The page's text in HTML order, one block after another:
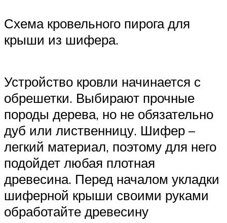
Схема кровельного пирога для
крыши из шифера.
Устройство кровли начинается с
обрешетки. Выбирают прочные
породы дерева, но не обязательно
дуб или лиственницу. Шифер –
легкий материал, поэтому для него
подойдет любая плотная
древесина. Перед началом укладки
шиферной крыши своими руками
обработайте древесину